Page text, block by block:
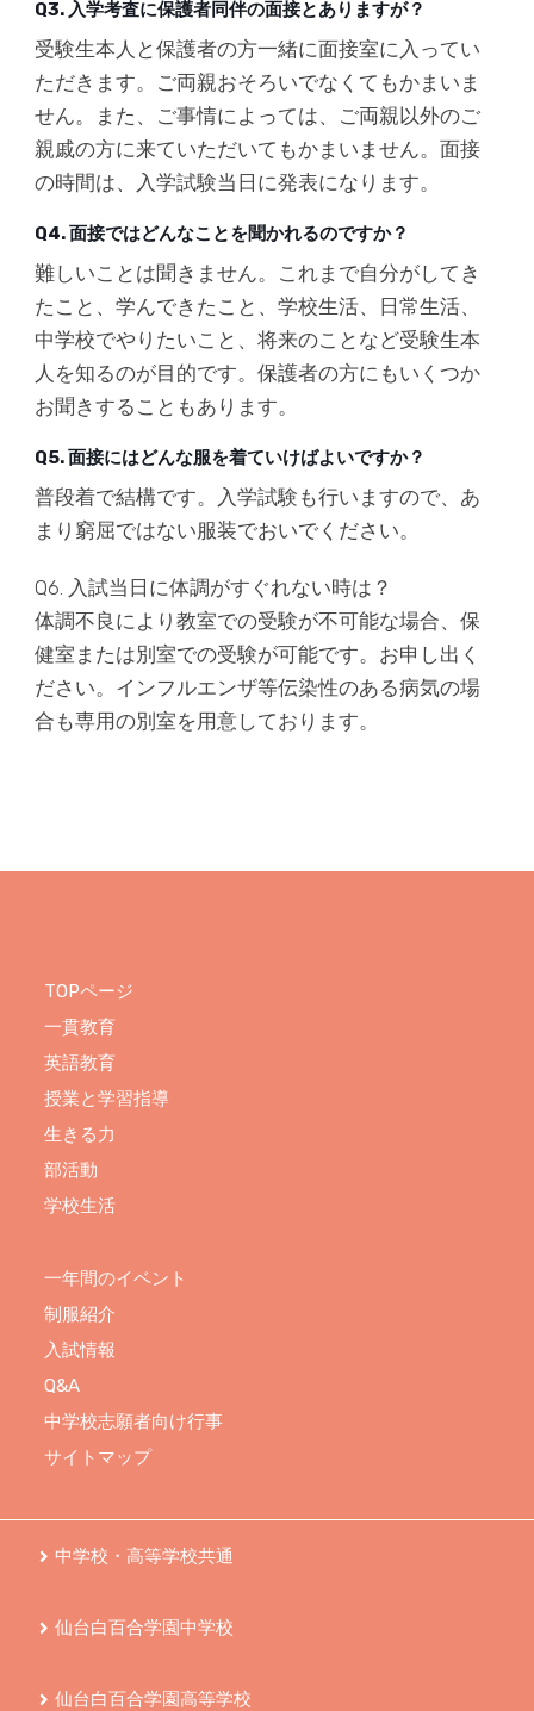
Q3. 入学考査に保護者同伴の面接とありますが？
受験生本人と保護者の方一緒に面接室に入ってい
ただきます。ご両親おそろいでなくてもかまいま
せん。また、ご事情によっては、ご両親以外のご
親戚の方に来ていただいてもかまいません。面接
の時間は、入学試験当日に発表になります。
Q4. 面接ではどんなことを聞かれるのですか？
難しいことは聞きません。これまで自分がしてき
たこと、学んできたこと、学校生活、日常生活、
中学校でやりたいこと、将来のことなど受験生本
人を知るのが目的です。保護者の方にもいくつか
お聞きすることもあります。
Q5. 面接にはどんな服を着ていけばよいですか？
普段着で結構です。入学試験も行いますので、あ
まり窮屈ではない服装でおいでください。
Q6. 入試当日に体調がすぐれない時は？
体調不良により教室での受験が不可能な場合、保
健室または別室での受験が可能です。お申し出く
ださい。インフルエンザ等伝染性のある病気の場
合も専用の別室を用意しております。
TOPページ
一貫教育
英語教育
授業と学習指導
生きる力
部活動
学校生活
一年間のイベント
制服紹介
入試情報
Q&A
中学校志願者向け行事
サイトマップ
中学校・高等学校共通
仙台白百合学園中学校
仙台白百合学園高等学校